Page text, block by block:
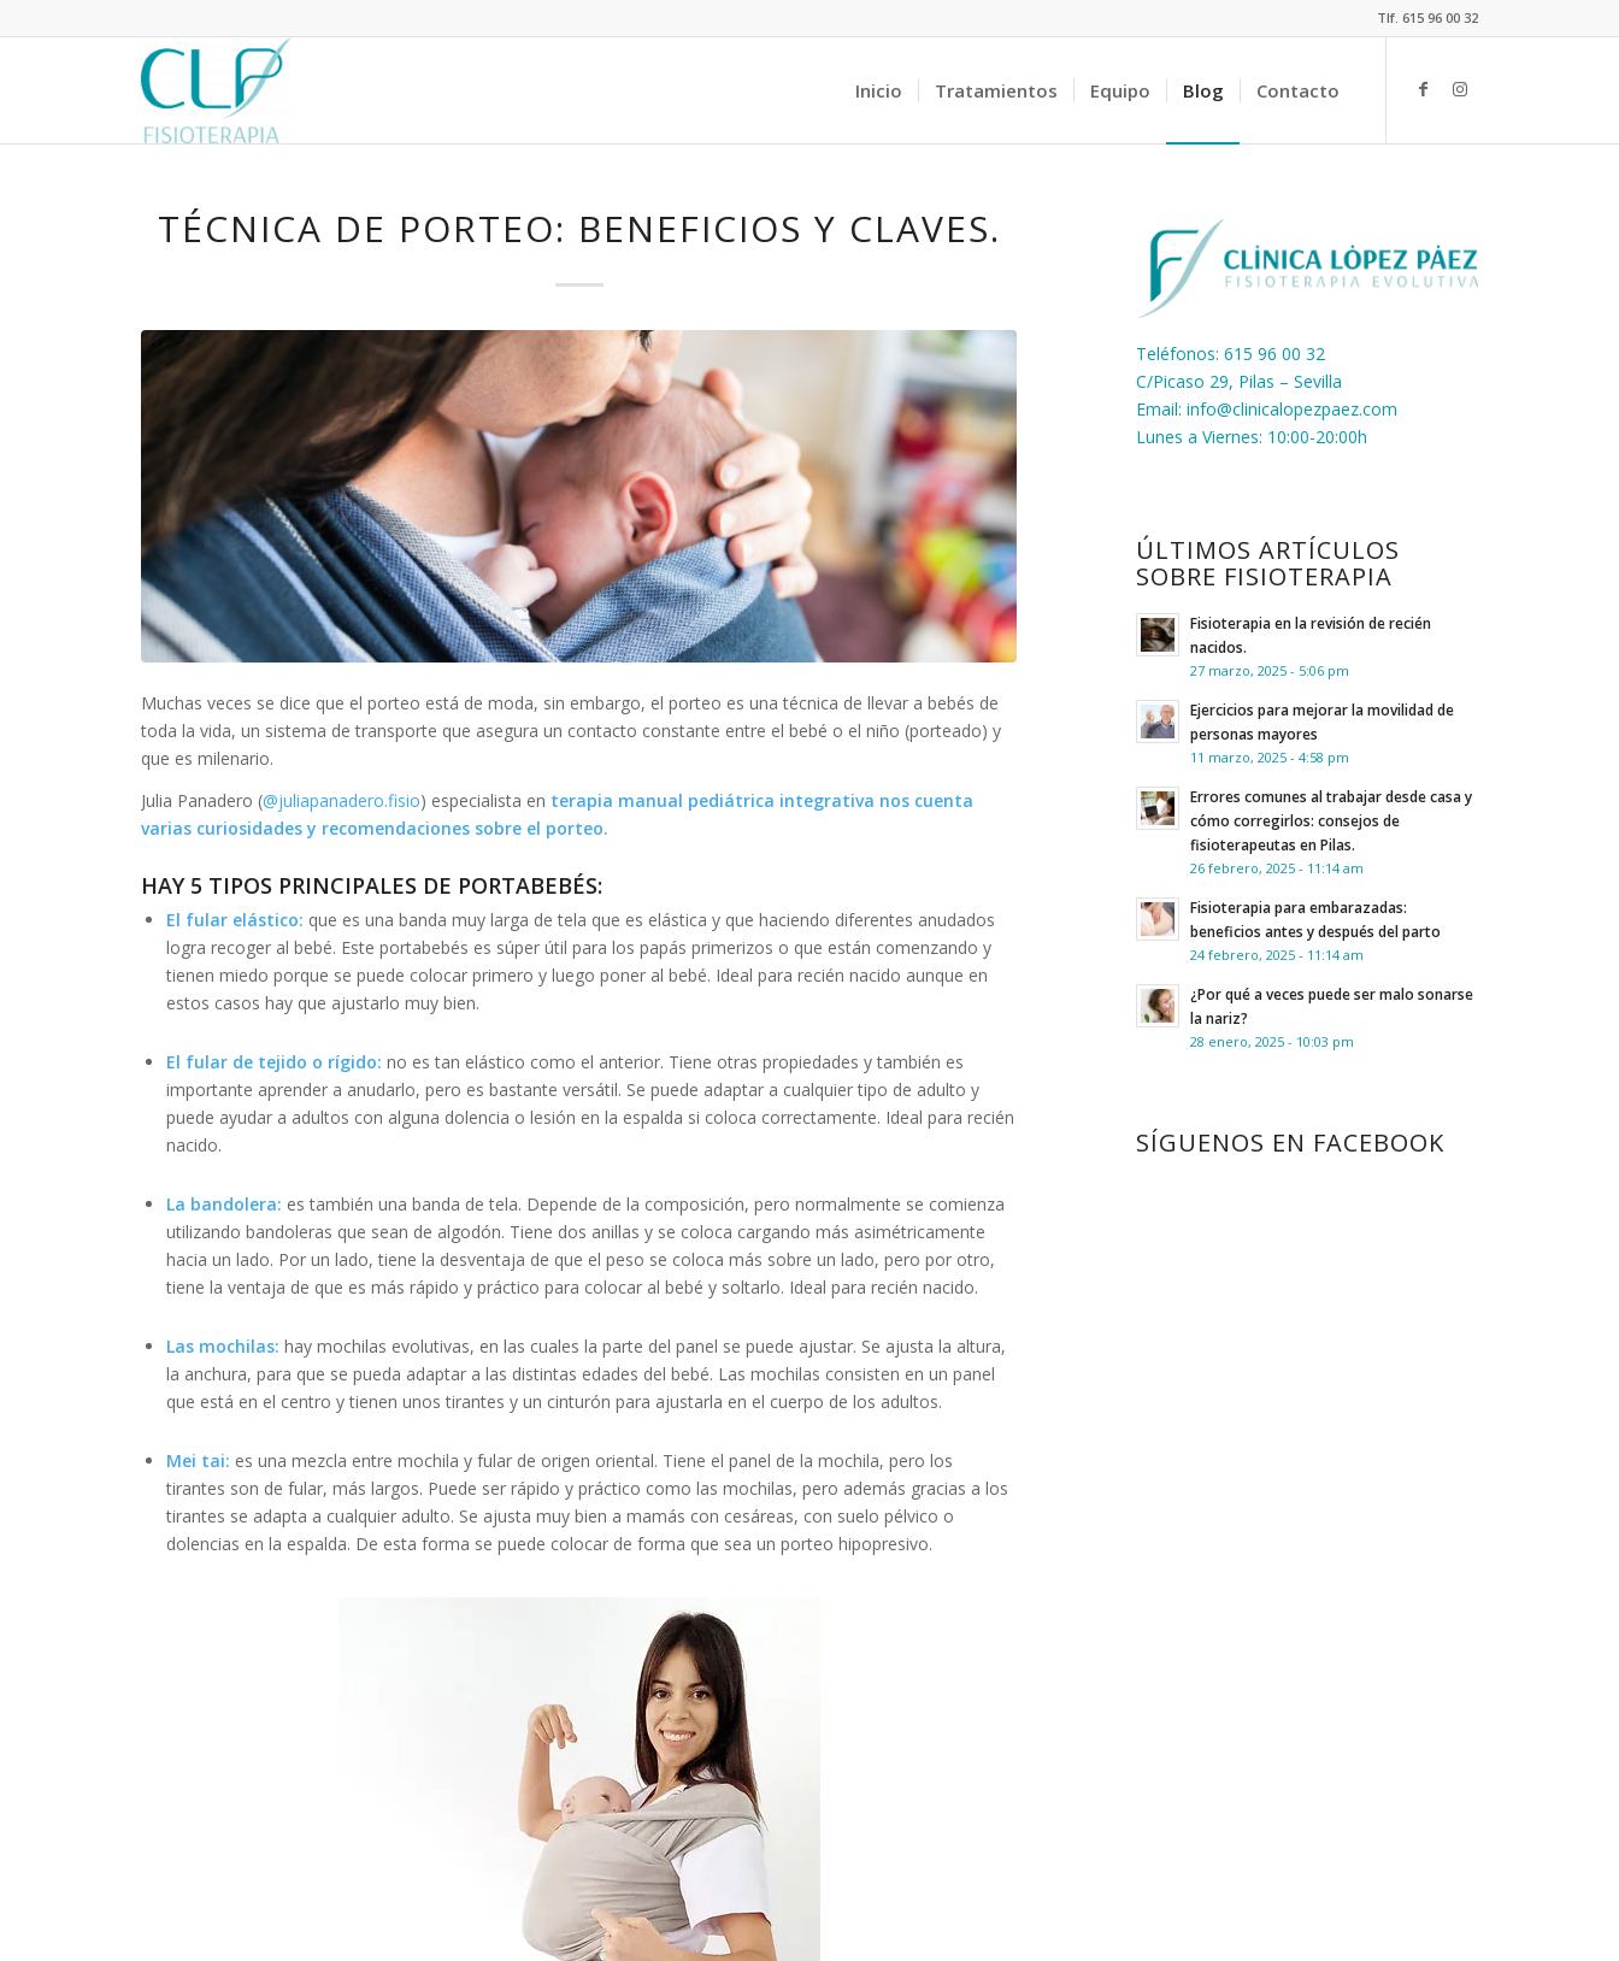
Tlf. 615 96 00 32
Inicio Tratamientos Equipo Blog Contacto
TÉCNICA DE PORTEO: BENEFICIOS Y CLAVES.
Muchas veces se dice que el porteo está de moda, sin embargo, el porteo es una técnica de llevar a bebés de
toda la vida, un sistema de transporte que asegura un contacto constante entre el bebé o el niño (porteado) y
que es milenario.
Julia Panadero (@juliapanadero.fisio) especialista en terapia manual pediátrica integrativa nos cuenta
varias curiosidades y recomendaciones sobre el porteo.
HAY 5 TIPOS PRINCIPALES DE PORTABEBÉS:
El fular elástico: que es una banda muy larga de tela que es elástica y que haciendo diferentes anudados
logra recoger al bebé. Este portabebés es súper útil para los papás primerizos o que están comenzando y
tienen miedo porque se puede colocar primero y luego poner al bebé. Ideal para recién nacido aunque en
estos casos hay que ajustarlo muy bien.
El fular de tejido o rígido: no es tan elástico como el anterior. Tiene otras propiedades y también es
importante aprender a anudarlo, pero es bastante versátil. Se puede adaptar a cualquier tipo de adulto y
puede ayudar a adultos con alguna dolencia o lesión en la espalda si coloca correctamente. Ideal para recién
nacido.
La bandolera: es también una banda de tela. Depende de la composición, pero normalmente se comienza
utilizando bandoleras que sean de algodón. Tiene dos anillas y se coloca cargando más asimétricamente
hacia un lado. Por un lado, tiene la desventaja de que el peso se coloca más sobre un lado, pero por otro,
tiene la ventaja de que es más rápido y práctico para colocar al bebé y soltarlo. Ideal para recién nacido.
Las mochilas: hay mochilas evolutivas, en las cuales la parte del panel se puede ajustar. Se ajusta la altura,
la anchura, para que se pueda adaptar a las distintas edades del bebé. Las mochilas consisten en un panel
que está en el centro y tienen unos tirantes y un cinturón para ajustarla en el cuerpo de los adultos.
Mei tai: es una mezcla entre mochila y fular de origen oriental. Tiene el panel de la mochila, pero los
tirantes son de fular, más largos. Puede ser rápido y práctico como las mochilas, pero además gracias a los
tirantes se adapta a cualquier adulto. Se ajusta muy bien a mamás con cesáreas, con suelo pélvico o
dolencias en la espalda. De esta forma se puede colocar de forma que sea un porteo hipopresivo.
Teléfonos: 615 96 00 32
C/Picaso 29, Pilas – Sevilla
Email: info@clinicalopezpaez.com
Lunes a Viernes: 10:00-20:00h
ÚLTIMOS ARTÍCULOS
SOBRE FISIOTERAPIA
Fisioterapia en la revisión de recién
nacidos.
27 marzo, 2025 - 5:06 pm
Ejercicios para mejorar la movilidad de
personas mayores
11 marzo, 2025 - 4:58 pm
Errores comunes al trabajar desde casa y
cómo corregirlos: consejos de
fisioterapeutas en Pilas.
26 febrero, 2025 - 11:14 am
Fisioterapia para embarazadas:
beneficios antes y después del parto
24 febrero, 2025 - 11:14 am
¿Por qué a veces puede ser malo sonarse
la nariz?
28 enero, 2025 - 10:03 pm
SÍGUENOS EN FACEBOOK